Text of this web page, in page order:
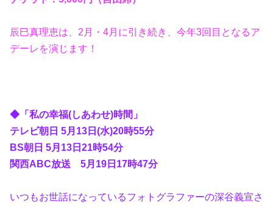
辰巳真理恵は、2月・4月に引き続き、今年3回目となるア
デーレを演じます！
◆「私の幸福(しあわせ)時間」
テレビ朝日 5月13日(水)20時55分
BS朝日 5月13日21時54分
関西ABC放送 5月19日17時47分
いつもお世話になっているフォトグラファーの深谷義宣さ